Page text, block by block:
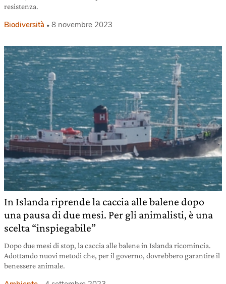
resistenza.
Biodiversità 8 novembre 2023
In Islanda riprende la caccia alle balene dopo
una pausa di due mesi. Per gli animalisti, è una
scelta “inspiegabile”
Dopo due mesi di stop, la caccia alle balene in Islanda ricomincia.
Adottando nuovi metodi che, per il governo, dovrebbero garantire il
benessere animale.